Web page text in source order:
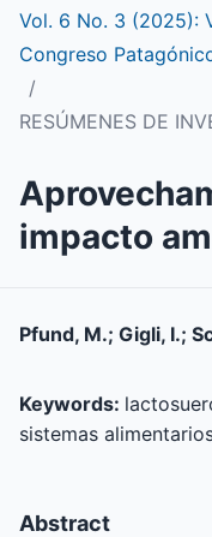
Vol. 6 No. 3 (2025):
Congreso
/
RESÚMENES DE
impacto
Pfund, M.; Gigli, I.;
Keywords:
sistemas
Abstract